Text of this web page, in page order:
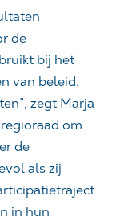
de
bij het
van beleid.
zegt Marja
om
de
als zij
in hun